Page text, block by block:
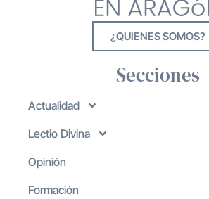
¿QUIENES SOMOS?
Secciones
Actualidad
Lectio Divina
Opinión
Formación